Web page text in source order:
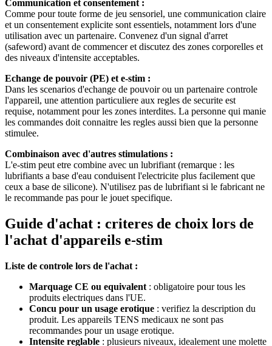
Communication et consentement :
Comme pour toute forme de jeu sensoriel, une communication claire
et un consentement explicite sont essentiels, notamment lors d'une
utilisation avec un partenaire. Convenez d'un signal d'arret
(safeword) avant de commencer et discutez des zones corporelles et
des niveaux d'intensite acceptables.
Echange de pouvoir (PE) et e-stim :
Dans les scenarios d'echange de pouvoir ou un partenaire controle
l'appareil, une attention particuliere aux regles de securite est
requise, notamment pour les zones interdites. La personne qui manie
les commandes doit connaitre les regles aussi bien que la personne
stimulee.
Combinaison avec d'autres stimulations :
L'e-stim peut etre combine avec un lubrifiant (remarque : les
lubrifiants a base d'eau conduisent l'electricite plus facilement que
ceux a base de silicone). N'utilisez pas de lubrifiant si le fabricant ne
le recommande pas pour le jouet specifique.
Guide d'achat : criteres de choix lors de
l'achat d'appareils e-stim
Liste de controle lors de l'achat :
Marquage CE ou equivalent : obligatoire pour tous les
produits electriques dans l'UE.
Concu pour un usage erotique : verifiez la description du
produit. Les appareils TENS medicaux ne sont pas
recommandes pour un usage erotique.
Intensite reglable : plusieurs niveaux, idealement une molette